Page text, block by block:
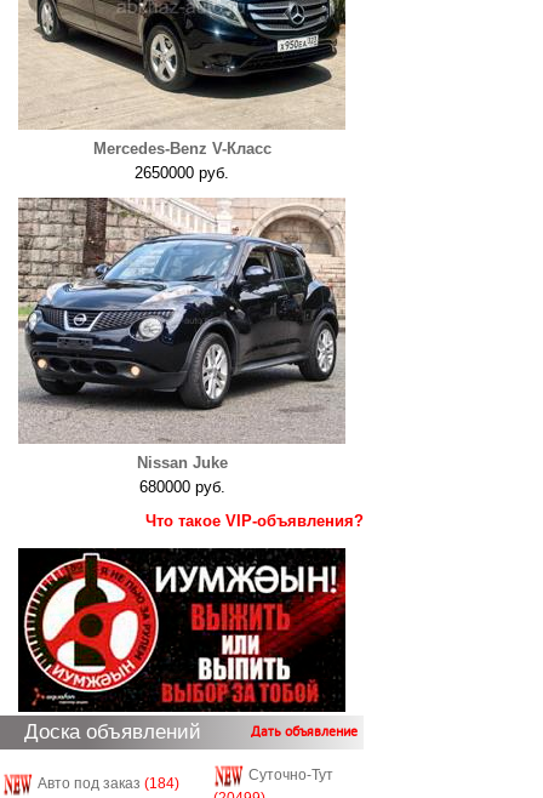
Mercedes-Benz V-Класс
2650000 руб.
Nissan Juke
680000 руб.
Что такое VIP-объявления?
Доска объявлений Дать объявление
Авто под заказ (184)
Суточно-Тут